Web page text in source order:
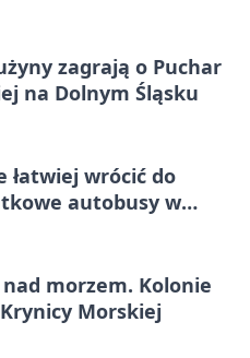
zagrają o Puchar
na Dolnym Śląsku
łatwiej wrócić do
autobusy w
morzem. Kolonie
Morskiej